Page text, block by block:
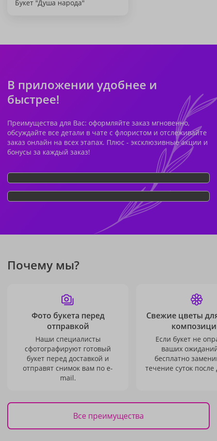
Букет "Душа народа"
В приложении удобнее и
быстрее!
Преимущества для Вас: оформляйте заказ мгновенно,
обсуждайте все детали в чате с флористом и отслеживайте
заказ онлайн на всех этапах. Плюс - эксклюзивные акции и
бонусы за каждый заказ!
Почему мы?
Фото букета перед
отправкой
Наши специалисты
сфотографируют готовый
букет перед доставкой и
отправят снимок вам по e-
mail.
Свежие цветы
Если букет не
ваших
бесплатно
течение суток после
Все преимущества